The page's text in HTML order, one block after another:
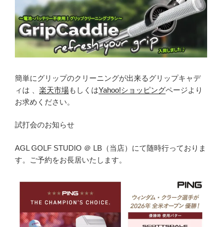
簡単にグリップのクリーニングが出来るグリップキャデ
ィは 、 楽天市場もしくはYahoo!ショッピングページより
お求めください。
試打会のお知らせ
AGL GOLF STUDIO ＠ LB（当店）にて随時行っておりま
す。ご予約をお長居いたします。